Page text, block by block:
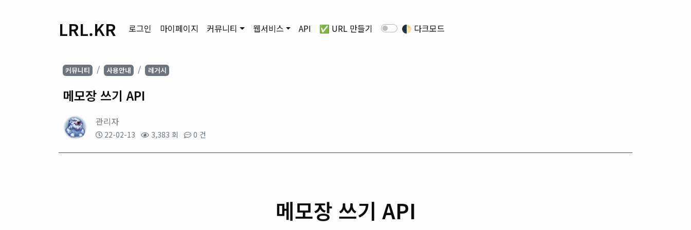
LRL.KR 로그인 마이페이지 커뮤니티 웹서비스 API ✅ URL 만들기 🌓 다크모드
커뮤니티 사용안내 레거시
메모장 쓰기 API
관리자
22-02-13 3,383 회 0 건
메모장 쓰기 API